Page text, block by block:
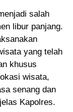
salah
libur panjang.
yang telah
khusus
wisata,
senang dan
Kapolres.